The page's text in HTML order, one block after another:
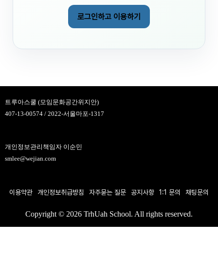
로그인하고 이용하기
트루아스쿨 (모임문화공간위지안)
407-13-00574 / 2022-서울마포-1317
개인정보관리책임자 이순민
smlee@wejian.com
이용약관 개인정보취급방침 자주묻는 질문 공지사항 1:1 문의 채팅문의
Copyright © 2026 TrhUah School. All rights reserved.